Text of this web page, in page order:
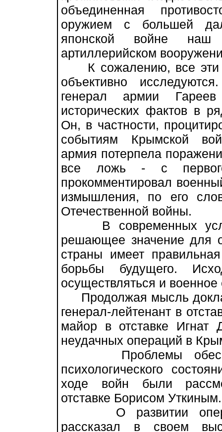
объединенная
оружием с большей
японской войне
артиллерийском
К сожалению, все эти
объективно
генерал армии
исторических фактов в
Он, в частности,
событиям Крымской
армия потерпела
все ложь - с
прокомментировал
измышления, по его
Отечественной войны.
В современных
решающее значение для
страны имеет
борьбы будущего.
осуществляться и военное
Продолжая мысль
генерал-лейтенант в
майор в отставке Игнат
неудачных операций в
Проблемы
психологического
ходе войн были
отставке Борисом Уткиным.
О развитии
рассказал в своем